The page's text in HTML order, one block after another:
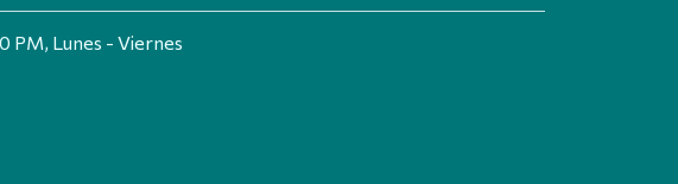
PM, Lunes - Viernes